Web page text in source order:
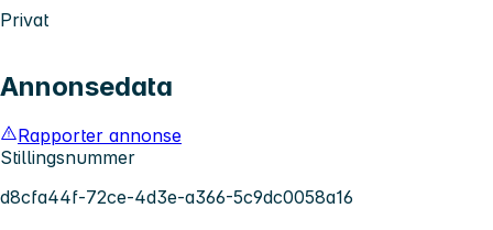
Privat
Annonsedata
Rapporter annonse
Stillingsnummer
d8cfa44f-72ce-4d3e-a366-5c9dc0058a16